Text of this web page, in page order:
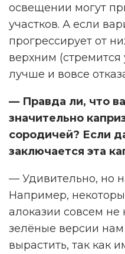
освещении могут
участков. А если
прогрессирует от
верхним (стремится
лучше и вовсе
— Правда ли, что
значительно
сородичей? Если
заключается эта
— Удивительно, но
Например,
алоказии совсем не
зелёные версии
вырастить, так как